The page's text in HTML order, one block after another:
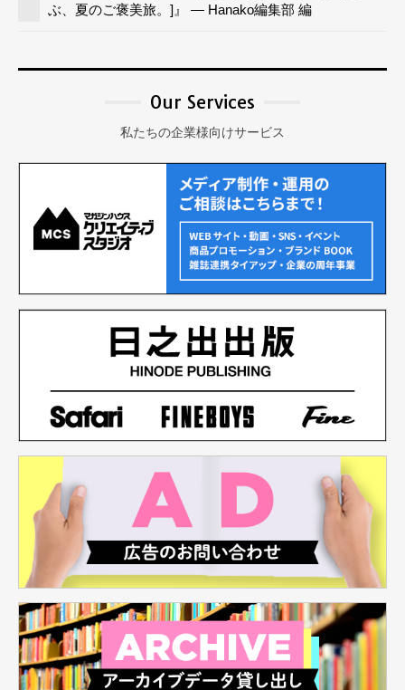
ぶ、夏のご褒美旅。]』 — Hanako編集部 編
Our Services
私たちの企業様向けサービス